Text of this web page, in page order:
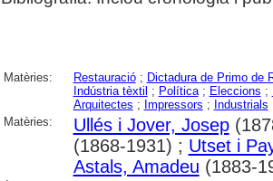
Matèries: Restauració; Dictadura de Primo de
Indústria tèxtil ; Política; Eleccions ;
Arquitectes ; Impressors ; Industrials
Matèries:
Ullés i Jover, Josep
(1868-1931) ; Utset i
Astals, Amadeu (1883-